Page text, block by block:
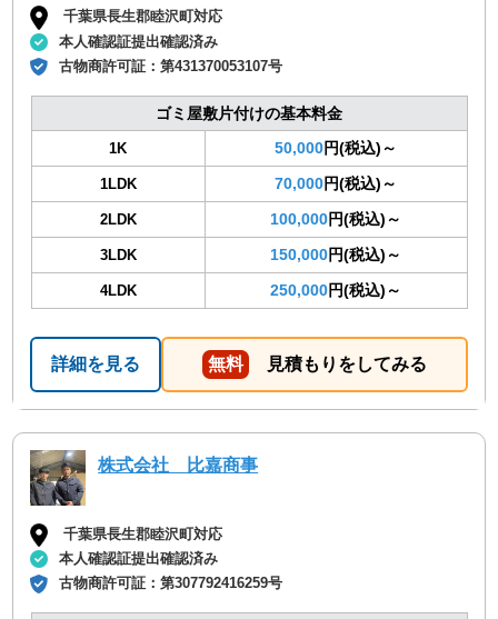
千葉県長生郡睦沢町対応
本人確認証提出確認済み
古物商許可証：第431370053107号
ゴミ屋敷片付けの基本料金
1K 50,000円(税込)～
1LDK 70,000円(税込)～
2LDK 100,000円(税込)～
3LDK 150,000円(税込)～
4LDK 250,000円(税込)～
詳細を見る 無料 見積もりをしてみる
株式会社 比嘉商事
千葉県長生郡睦沢町対応
本人確認証提出確認済み
古物商許可証：第307792416259号